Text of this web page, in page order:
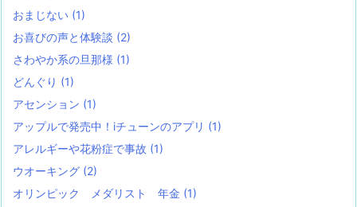
おまじない (1)
お喜びの声と体験談 (2)
さわやか系の旦那様 (1)
どんぐり (1)
アセンション (1)
アップルで発売中！iチューンのアプリ (1)
アレルギーや花粉症で事故 (1)
ウオーキング (2)
オリンピック メダリスト 年金 (1)